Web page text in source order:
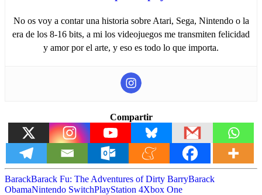
No os voy a contar una historia sobre Atari, Sega, Nintendo o la
era de los 8-16 bits, a mi los videojuegos me transmiten felicidad
y amor por el arte, y eso es todo lo que importa.
Compartir
BarackBarack Fu: The Adventures of Dirty BarryBarack
ObamaNintendo SwitchPlayStation 4Xbox One